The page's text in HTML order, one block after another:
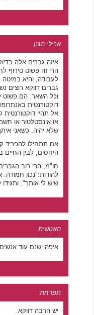
ארילי הגנן
איזה גברים אלה
הרי זה פשוט טירוף
לעבודה, והיא
גברים דווקא רוצים
וכל השאר. הם פשוט
דוקטורנטית
אל תהיי דוקטורנטית
או אינסטלטור או
שלא יהיה, כשאני
אם תתחילו להפריד
היחסים, לבין
חו"מ, הרי רוב
להודות:"נכון
שיש לי אותך".
האנושית
איפה ישנם עוד
תפרחת
יש הרבה דווקא.